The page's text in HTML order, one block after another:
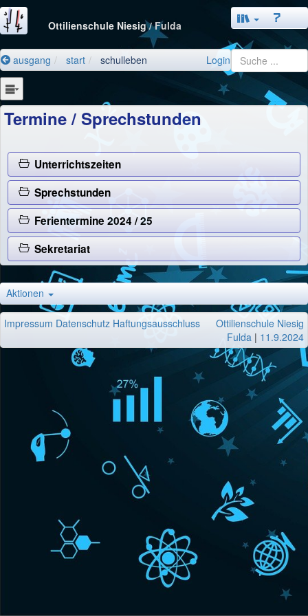
Ottilienschule Niesig/ Fulda
ausgang start schulleben Login
Termine / Sprechstunden
Unterrichtszeiten
Sprechstunden
Ferientermine 2024 / 25
Sekretariat
Aktionen
Impressum Datenschutz Haftungsausschluss
Ottilienschule Niesig
Fulda | 11.9.2024